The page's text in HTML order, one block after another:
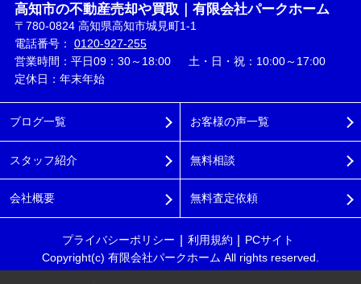
高知市の不動産売却や買取｜有限会社パークホーム
〒780-0824 高知県高知市城見町1-1
電話番号： 0120-927-255
営業時間：平日09：30～18:00 土・日・祝：10:00～17:00
定休日：年末年始
ブログ一覧
スタッフ紹介
会社概要
お客様の声一覧
無料相談
無料査定依頼
プライバシーポリシー 利用規約
PCサイト
Copyright(c) 有限会社パークホーム All rights reserved.